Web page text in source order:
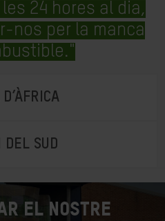
24 hores al dia,
nos per la manca
DEL SUD
el nostre